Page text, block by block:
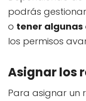
podrás
o tener
los permisos
Asignar los
Para asignar un